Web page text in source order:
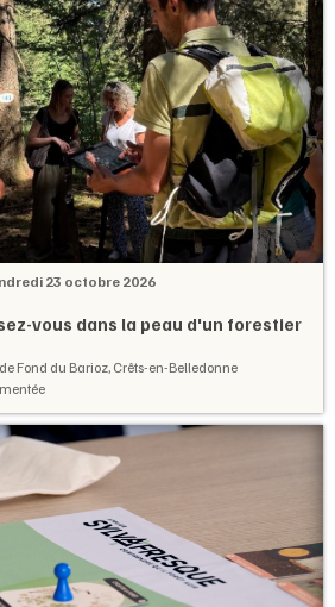
23 octobre 2026
vous dans la peau d'un forestier
Fond du Barioz, Crêts-en-Belledonne